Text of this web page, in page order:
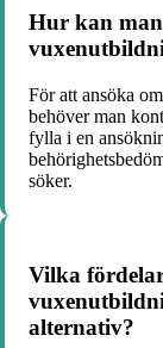
Hur kan
För att ansöka
behöver man
fylla i en
söker.
Vilka
alternativ?